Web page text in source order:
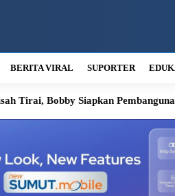
BERITA VIRAL SUPORTER
Pembangunan SD Negeri